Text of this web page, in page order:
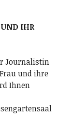
IHR
Journalistin
und ihre
Ihnen